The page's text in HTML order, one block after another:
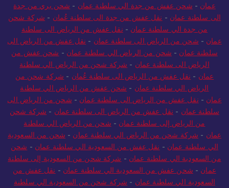
عمان - شحن عفش من جدة الي سلطنة عمان - شحن بري من جدة
الى سلطنة عمان - نقل عفش من جدة الى سلطنة عُمان - شركة شحن
من جدة الي سلطنة عمان - نقل عفش من الرياض الى سلطنة
عمان - شحن من الرياض الى سلطنة عمان - نقل عفش من الرياض الى
سلطنة عمان - شحن من الرياض الي سلطنة عمان - شحن عفش من
الرياض الى سلطنة عمان - شركة شحن من الرياض الي سلطنة
عمان - نقل عفش من الرياض الى سلطنة عُمان - شركة شحن من
الرياض الي سلطنة عمان - شحن عفش من الرياض الي سلطنة
عمان - نقل عفش من الرياض الى سلطنة عمان - شحن من الرياض الى
سلطنة عمان - نقل عفش من الرياض الى سلطنة عمان - شركة شحن
من الرياض إلى سلطنة عمان - شحن من الرياض الي سلطنة
عمان - شركة شحن من الرياض الي سلطنة عمان - شحن من السعودية
الي سلطنة عمان - نقل عفش من السعودية الي سلطنة عمان - شحن
من السعودية الي سلطنة عمان - شركة شحن من السعودية إلى سلطنة
عمان - شحن عفش من السعودية الي سلطنة عمان - نقل عفش من
السعودية الي سلطنة عمان - شركة شحن من السعودية الي سلطنة